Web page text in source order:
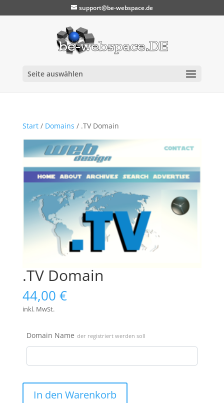
support@be-webspace.de
Seite auswählen
Start/ Domains / .TV Domain
.TV Domain
44,00 €
inkl. MwSt.
Domain Name der registriert werden soll
Domain
In den Warenkorb